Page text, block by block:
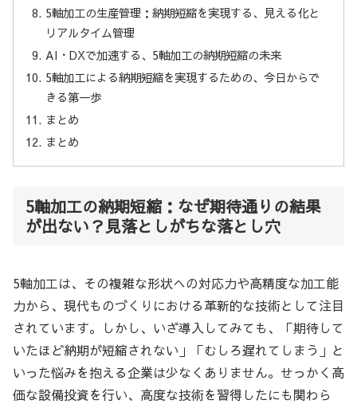
5軸加工の生産管理：納期短縮を実現する、見える化と
リアルタイム管理
AI・DXで加速する、5軸加工の納期短縮の未来
5軸加工による納期短縮を実現するための、今日からで
きる第一歩
まとめ
まとめ
5軸加工の納期短縮：なぜ期待通りの結果
が出ない？見落としがちな落とし穴
5軸加工は、その複雑な形状への対応力や高精度な加工能
力から、現代ものづくりにおける革新的な技術として注目
されています。しかし、いざ導入してみても、「期待して
いたほど納期が短縮されない」「むしろ遅れてしまう」と
いった悩みを抱える企業は少なくありません。せっかく高
価な設備投資を行い、高度な技術を習得したにも関わら